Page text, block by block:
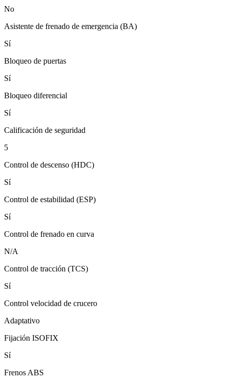
No
Asistente de frenado de emergencia (BA)
Sí
Bloqueo de puertas
Sí
Bloqueo diferencial
Sí
Calificación de seguridad
5
Control de descenso (HDC)
Sí
Control de estabilidad (ESP)
Sí
Control de frenado en curva
N/A
Control de tracción (TCS)
Sí
Control velocidad de crucero
Adaptativo
Fijación ISOFIX
Sí
Frenos ABS